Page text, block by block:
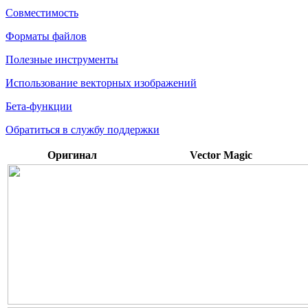
Совместимость
Форматы файлов
Полезные инструменты
Использование векторных изображений
Бета-функции
Обратиться в службу поддержки
Оригинал Vector Magic